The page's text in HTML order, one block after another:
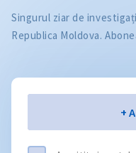
Singurul ziar de
Republica Moldova.
+